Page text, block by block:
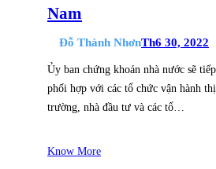
Nam
Đỗ Thành NhơnTh6 30, 2022
Ủy ban chứng khoán nhà nước sẽ
phối hợp với các tổ chức vận hành thị
trường, nhà đầu tư và các tổ…
Know More